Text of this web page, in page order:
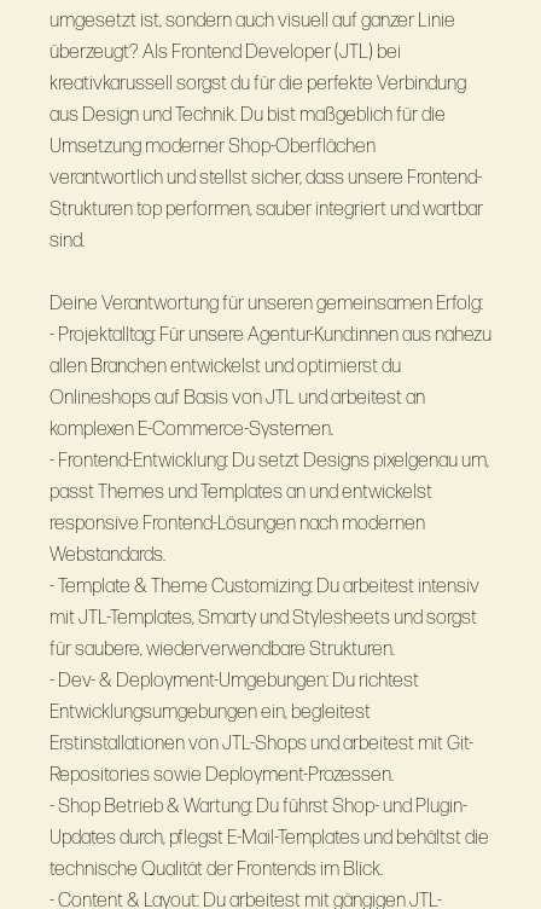
umgesetzt ist, sondern auch visuell auf ganzer Linie
überzeugt? Als Frontend Developer (JTL) bei
kreativkarussell sorgst du für die perfekte Verbindung
aus Design und Technik. Du bist maßgeblich für die
Umsetzung moderner Shop-Oberflächen
verantwortlich und stellst sicher, dass unsere Frontend-
Strukturen top performen, sauber integriert und wartbar
sind.
Deine Verantwortung für unseren gemeinsamen Erfolg:
- Projektalltag: Für unsere Agentur-Kund:innen aus nahezu
allen Branchen entwickelst und optimierst du
Onlineshops auf Basis von JTL und arbeitest an
komplexen E-Commerce-Systemen.
- Frontend-Entwicklung: Du setzt Designs pixelgenau um,
passt Themes und Templates an und entwickelst
responsive Frontend-Lösungen nach modernen
Webstandards.
- Template & Theme Customizing: Du arbeitest intensiv
mit JTL-Templates, Smarty und Stylesheets und sorgst
für saubere, wiederverwendbare Strukturen.
- Dev- & Deployment-Umgebungen: Du richtest
Entwicklungsumgebungen ein, begleitest
Erstinstallationen von JTL-Shops und arbeitest mit Git-
Repositories sowie Deployment-Prozessen.
- Shop Betrieb & Wartung: Du führst Shop- und Plugin-
Updates durch, pflegst E-Mail-Templates und behältst die
technische Qualität der Frontends im Blick.
- Content & Layout: Du arbeitest mit gängigen JTL-